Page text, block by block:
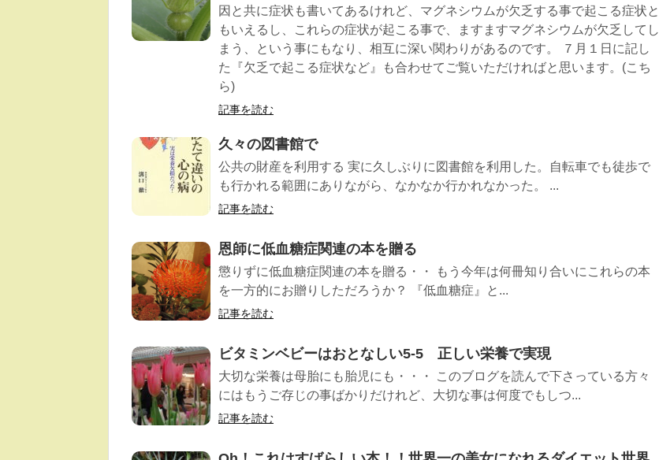
因と共に症状も書いてあるけれど、マグネシウムが欠乏する事で起こる症状と
もいえるし、これらの症状が起こる事で、ますますマグネシウムが欠乏してし
まう、という事にもなり、相互に深い関わりがあるのです。 ７月１日に記し
た『欠乏で起こる症状など』も合わせてご覧いただければと思います。(こち
ら)
記事を読む
久々の図書館で
公共の財産を利用する 実に久しぶりに図書館を利用した。自転車でも徒歩で
も行かれる範囲にありながら、なかなか行かれなかった。 ...
記事を読む
恩師に低血糖症関連の本を贈る
懲りずに低血糖症関連の本を贈る・・ もう今年は何冊知り合いにこれらの本
を一方的にお贈りしただろうか？ 『低血糖症』と...
記事を読む
ビタミンベビーはおとなしい5-5 正しい栄養で実現
大切な栄養は母胎にも胎児にも・・・ このブログを読んで下さっている方々
にはもうご存じの事ばかりだけれど、大切な事は何度でもしつ...
記事を読む